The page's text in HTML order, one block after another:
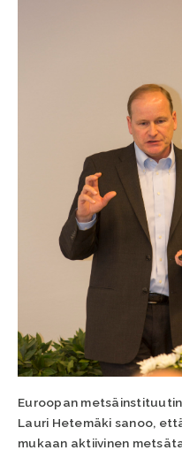
Euroopan
Lauri Hetemäki sanoo,
mukaan aktiivinen